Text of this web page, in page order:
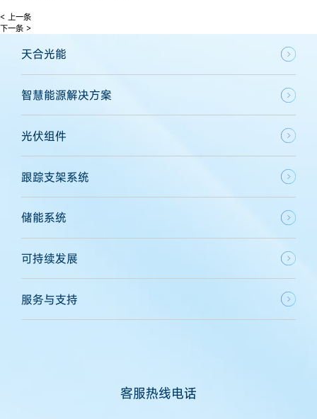
< 上一条
下一条 >
天合光能
智慧能源解决方案
光伏组件
跟踪支架系统
储能系统
可持续发展
服务与支持
客服热线电话